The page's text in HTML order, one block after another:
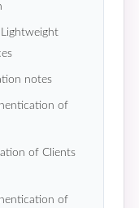
notes
of
of Clients
of